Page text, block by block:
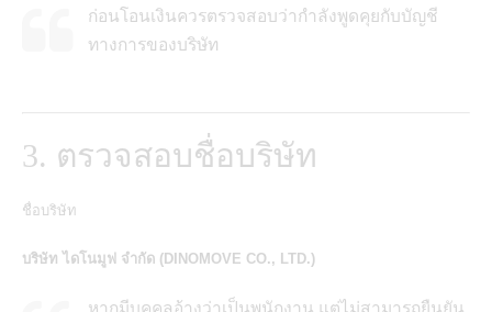
ก่อนโอนเงินควรตรวจสอบว่ากำลังพูดคุยกับบัญชี
ทางการของบริษัท
3. ตรวจสอบชื่อบริษัท
ชื่อบริษัท
บริษัท ไดโนมูฟ จำกัด (DINOMOVE CO., LTD.)
หากมีบุคคลอ้างว่าเป็นพนักงาน แต่ไม่สามารถยืนยัน